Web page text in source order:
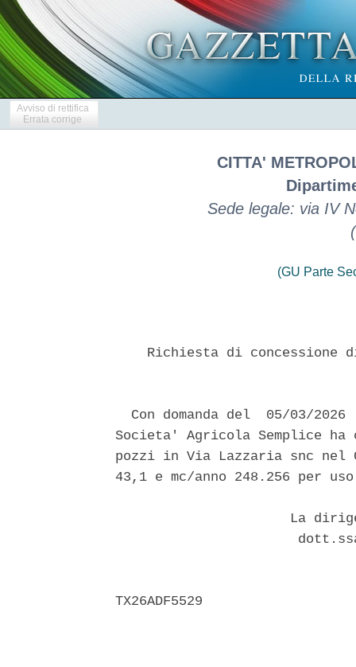
Avviso di rettifica
Errata corrige
CITTA'
Sede legale: via IV
(GU Parte
Richiesta di concessione
Con domanda del  05/03/2026
Societa' Agricola Semplice
pozzi in Via Lazzaria snc
43,1 e mc/anno 248.256 per
La